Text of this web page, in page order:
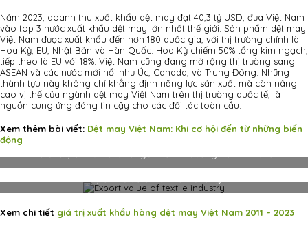
Năm 2023, doanh thu xuất khẩu dệt may đạt 40,3 tỷ USD, đưa Việt Nam
vào top 3 nước xuất khẩu dệt may lớn nhất thế giới. Sản phẩm dệt may
Việt Nam được xuất khẩu đến hơn 180 quốc gia, với thị trường chính là
Hoa Kỳ, EU, Nhật Bản và Hàn Quốc. Hoa Kỳ chiếm 50% tổng kim ngạch,
tiếp theo là EU với 18%. Việt Nam cũng đang mở rộng thị trường sang
ASEAN và các nước mới nổi như Úc, Canada, và Trung Đông. Những
thành tựu này không chỉ khẳng định năng lực sản xuất mà còn nâng
cao vị thế của ngành dệt may Việt Nam trên thị trường quốc tế, là
nguồn cung ứng đáng tin cậy cho các đối tác toàn cầu.
Xem thêm bài viết: Dệt may Việt Nam: Khi cơ hội đến từ những biến
động
Xem chi tiết giá trị xuất khẩu hàng dệt may Việt Nam 2011 – 2023